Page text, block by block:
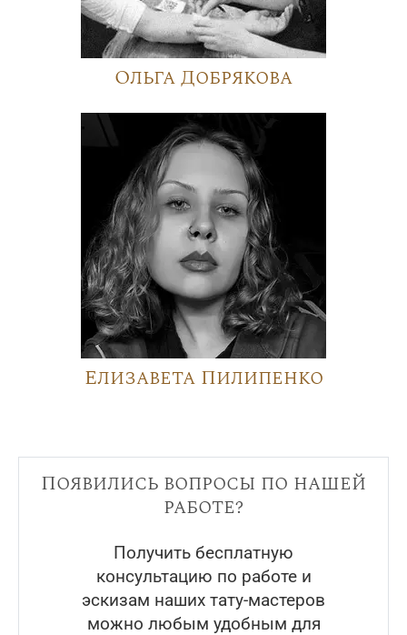
Ольга Добрякова
Елизавета Пилипенко
Появились вопросы по нашей
работе?
Получить бесплатную
консультацию по работе и
эскизам наших тату-мастеров
можно любым удобным для